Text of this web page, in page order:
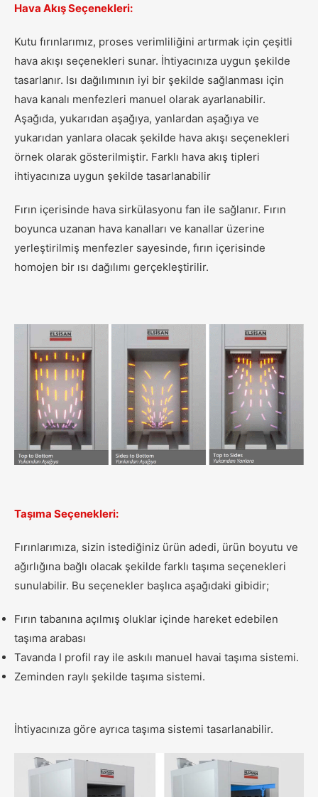
Hava Akış Seçenekleri:
Kutu fırınlarımız, proses verimliliğini artırmak için çeşitli
hava akışı seçenekleri sunar. İhtiyacınıza uygun şekilde
tasarlanır. Isı dağılımının iyi bir şekilde sağlanması için
hava kanalı menfezleri manuel olarak ayarlanabilir.
Aşağıda, yukarıdan aşağıya, yanlardan aşağıya ve
yukarıdan yanlara olacak şekilde hava akışı seçenekleri
örnek olarak gösterilmiştir. Farklı hava akış tipleri
ihtiyacınıza uygun şekilde tasarlanabilir
Fırın içerisinde hava sirkülasyonu fan ile sağlanır. Fırın
boyunca uzanan hava kanalları ve kanallar üzerine
yerleştirilmiş menfezler sayesinde, fırın içerisinde
homojen bir ısı dağılımı gerçekleştirilir.
Taşıma Seçenekleri:
Fırınlarımıza, sizin istediğiniz ürün adedi, ürün boyutu ve
ağırlığına bağlı olacak şekilde farklı taşıma seçenekleri
sunulabilir. Bu seçenekler başlıca aşağıdaki gibidir;
Fırın tabanına açılmış oluklar içinde hareket edebilen
taşıma arabası
Tavanda I profil ray ile askılı manuel havai taşıma sistemi.
Zeminden raylı şekilde taşıma sistemi.
İhtiyacınıza göre ayrıca taşıma sistemi tasarlanabilir.